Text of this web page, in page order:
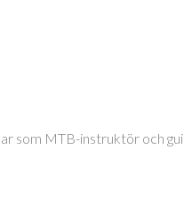
som MTB-instruktör och